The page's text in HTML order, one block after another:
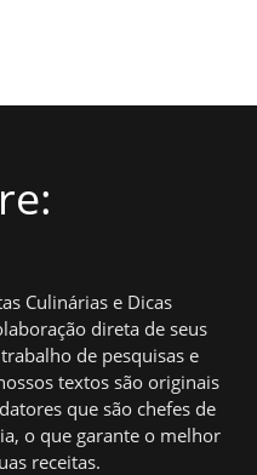
Culinárias e Dicas
direta de seus
de pesquisas e
textos são originais
que são chefes de
o que garante o melhor
receitas.